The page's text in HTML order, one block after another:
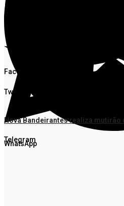
Facebook
Twitter
WhatsApp
Telegram
Nova Bandeirantes realiza